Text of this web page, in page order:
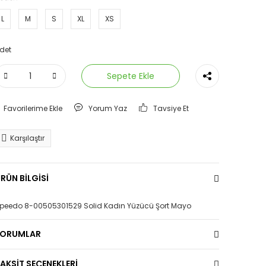
L M S XL XS
Sepete Ekle
Yorum Yaz Tavsiye Et
Karşılaştır
BİLGİSİ
8-00505301529 Solid Kadın Yüzücü Şort Mayo
SEÇENEKLERİ